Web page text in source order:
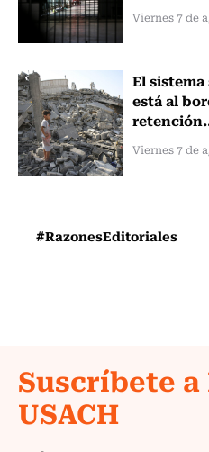
Viernes 7 de
El
está al
Viernes 7 de
#RazonesEditoriales